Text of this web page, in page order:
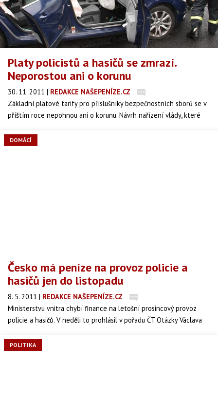
Platy policistů a hasičů se zmrazí.
Neporostou ani o korunu
30. 11. 2011 | REDAKCE NAŠEPENÍZE.CZ
Základní platové tarify pro příslušníky bezpečnostních sborů se v
příštím roce nepohnou ani o korunu. Návrh nařízení vlády, které
letošní úrovni i v roce 2012, ve středu podle důvěryhodného
DOMÁCÍ
Česko má peníze na provoz policie a
hasičů jen do listopadu
8. 5. 2011 | REDAKCE NAŠEPENÍZE.CZ
Ministerstvu vnitra chybí finance na letošní prosincový provoz
policie a hasičů. V neděli to prohlásil v pořadu ČT Otázky Václava
POLITIKA